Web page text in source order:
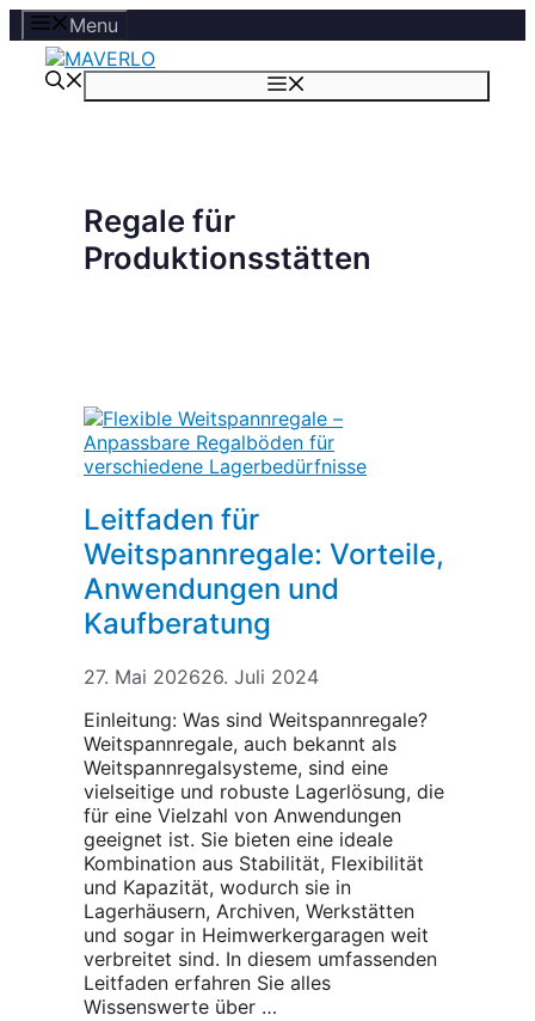
Zum
Inhalt
springen
Menu
Regale für
Produktionsstätten
Leitfaden für
Weitspannregale: Vorteile,
Anwendungen und
Kaufberatung
27. Mai 202626. Juli 2024
Einleitung: Was sind Weitspannregale?
Weitspannregale, auch bekannt als
Weitspannregalsysteme, sind eine
vielseitige und robuste Lagerlösung, die
für eine Vielzahl von Anwendungen
geeignet ist. Sie bieten eine ideale
Kombination aus Stabilität, Flexibilität
und Kapazität, wodurch sie in
Lagerhäusern, Archiven, Werkstätten
und sogar in Heimwerkergaragen weit
verbreitet sind. In diesem umfassenden
Leitfaden erfahren Sie alles
Wissenswerte über …